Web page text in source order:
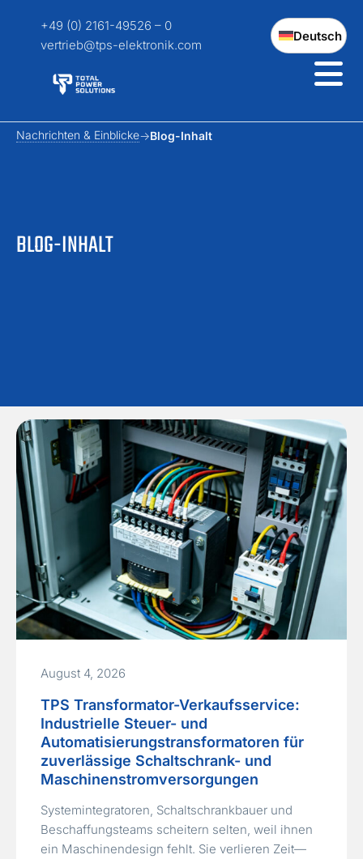
+49 (0) 2161-49526 – 0
vertrieb@tps-elektronik.com
Deutsch
BLOG-INHALT
Nachrichten & Einblicke Blog-Inhalt
August 4, 2026
TPS Transformator-Verkaufsservice:
Industrielle Steuer- und
Automatisierungstransformatoren für
zuverlässige Schaltschrank- und
Maschinenstromversorgungen
Systemintegratoren, Schaltschrankbauer und
Beschaffungsteams scheitern selten, weil ihnen
ein Maschinendesign fehlt. Sie verlieren Zeit—